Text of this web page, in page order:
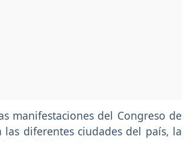
manifestaciones del Congreso de
las diferentes ciudades del país, la